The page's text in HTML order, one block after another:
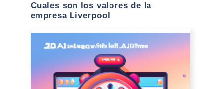
Cuales son los valores de la
empresa Liverpool